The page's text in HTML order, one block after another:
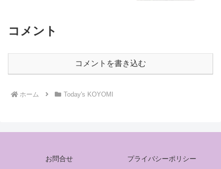
コメント
コメントを書き込む
ホーム Today's KOYOMI
お問合せ プライバシーポリシー